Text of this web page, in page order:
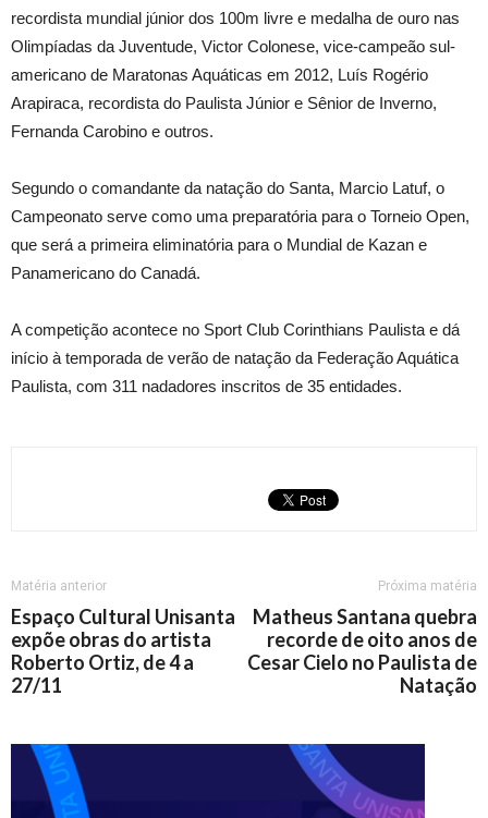
recordista mundial júnior dos 100m livre e medalha de ouro nas
Olimpíadas da Juventude, Victor Colonese, vice-campeão sul-
americano de Maratonas Aquáticas em 2012, Luís Rogério
Arapiraca, recordista do Paulista Júnior e Sênior de Inverno,
Fernanda Carobino e outros.
Segundo o comandante da natação do Santa, Marcio Latuf, o
Campeonato serve como uma preparatória para o Torneio Open,
que será a primeira eliminatória para o Mundial de Kazan e
Panamericano do Canadá.
A competição acontece no Sport Club Corinthians Paulista e dá
início à temporada de verão de natação da Federação Aquática
Paulista, com 311 nadadores inscritos de 35 entidades.
Matéria anterior
Espaço Cultural Unisanta
expõe obras do artista
Roberto Ortiz, de 4 a
27/11
Próxima matéria
Matheus Santana quebra
recorde de oito anos de
Cesar Cielo no Paulista de
Natação